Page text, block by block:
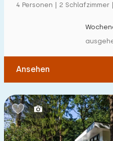
4 Personen | 2 Schlafzimmer
Ansehen